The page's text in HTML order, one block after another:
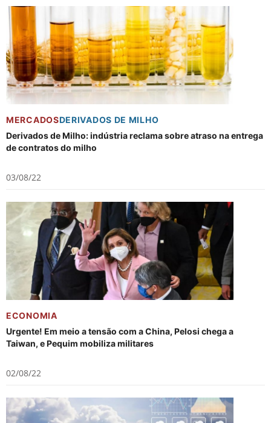
MERCADOSDERIVADOS DE MILHO
Derivados de Milho: indústria reclama sobre atraso na entrega
de contratos do milho
03/08/22
ECONOMIA
Urgente! Em meio a tensão com a China, Pelosi chega a
Taiwan, e Pequim mobiliza militares
02/08/22